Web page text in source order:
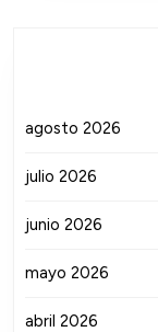
agosto 2026
julio 2026
junio 2026
mayo 2026
abril 2026